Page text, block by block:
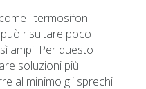
i termosifoni
risultare poco
ampi. Per questo
soluzioni più
al minimo gli sprechi